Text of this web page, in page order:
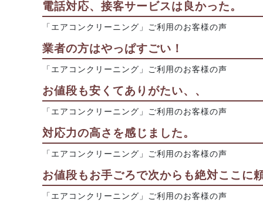
電話対応、接客サービスは良かった。
「エアコンクリーニング」ご利用のお客様の声
業者の方はやっぱすごい！
「エアコンクリーニング」ご利用のお客様の声
お値段も安くてありがたい、、
「エアコンクリーニング」ご利用のお客様の声
対応力の高さを感じました。
「エアコンクリーニング」ご利用のお客様の声
お値段もお手ごろで次からも絶対ここに
「エアコンクリーニング」ご利用のお客様の声